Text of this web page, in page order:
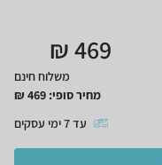
469
₪
משלוח חינם
מחיר סופי: 469
₪
עד7ימי עסקים